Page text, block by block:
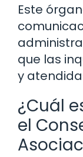
Este
que las
y
¿Cuál
el